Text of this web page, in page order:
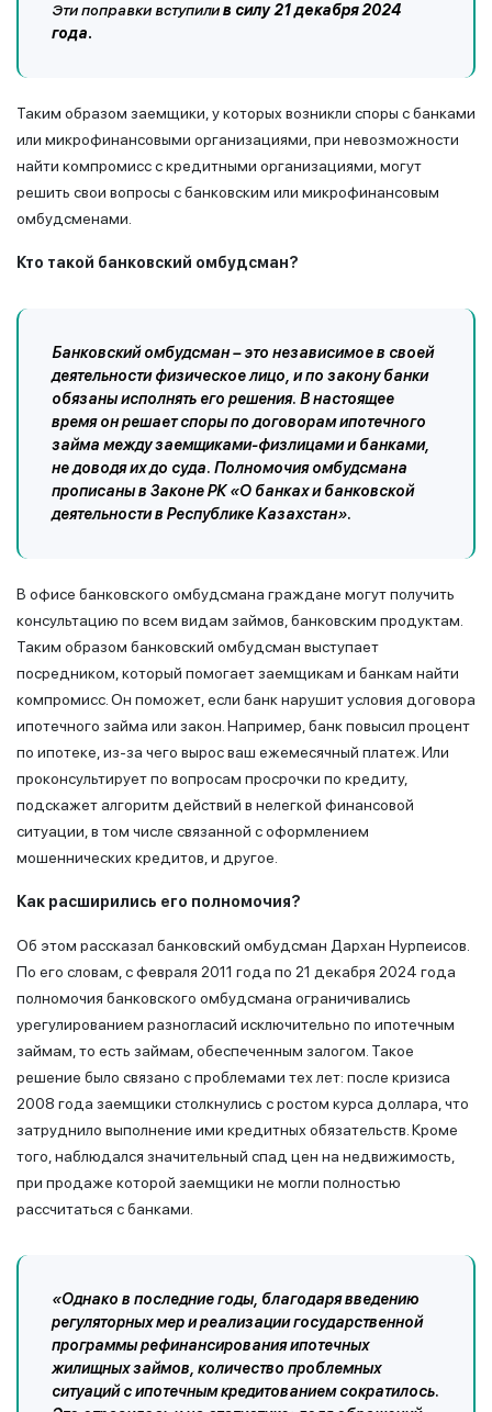
Эти поправки вступилив силу 21 декабря 2024
года.
Таким образом заемщики, у которых возникли споры с банками
или микрофинансовыми организациями, при невозможности
найти компромисс с кредитными организациями, могут
решить свои вопросы с банковским или микрофинансовым
омбудсменами.
Кто такой банковский омбудсман?
Банковский омбудсман – это независимое в своей
деятельности физическое лицо, и по закону банки
обязаны исполнять его решения. В настоящее
время он решает споры по договорам ипотечного
займа между заемщиками-физлицами и банками,
не доводя их до суда. Полномочия омбудсмана
прописаны в Законе РК «О банках и банковской
деятельности в Республике Казахстан».
В офисе банковского омбудсмана граждане могут получить
консультацию по всем видам займов, банковским продуктам.
Таким образом банковский омбудсман выступает
посредником, который помогает заемщикам и банкам найти
компромисс. Он поможет, если банк нарушит условия договора
ипотечного займа или закон. Например, банк повысил процент
по ипотеке, из-за чего вырос ваш ежемесячный платеж. Или
проконсультирует по вопросам просрочки по кредиту,
подскажет алгоритм действий в нелегкой финансовой
ситуации, в том числе связанной с оформлением
мошеннических кредитов, и другое.
Как расширились его полномочия?
Об этом рассказал банковский омбудсман Дархан Нурпеисов.
По его словам, с февраля 2011 года по 21 декабря 2024 года
полномочия банковского омбудсмана ограничивались
урегулированием разногласий исключительно по ипотечным
займам, то есть займам, обеспеченным залогом. Такое
решение было связано с проблемами тех лет: после кризиса
2008 года заемщики столкнулись с ростом курса доллара, что
затруднило выполнение ими кредитных обязательств. Кроме
того, наблюдался значительный спад цен на недвижимость,
при продаже которой заемщики не могли полностью
рассчитаться с банками.
«Однако в последние годы, благодаря введению
регуляторных мер и реализации государственной
программы рефинансирования ипотечных
жилищных займов, количество проблемных
ситуаций с ипотечным кредитованием сократилось.